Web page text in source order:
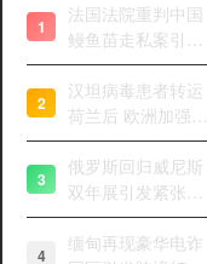
1
法国法院重判中国
鳗鱼苗走私案引关
注
2
汉坦病毒患者转运
荷兰后 欧洲加强风
险评估
3
俄罗斯回归威尼斯
双年展引发紧张开
幕
4
缅甸再现豪华电诈